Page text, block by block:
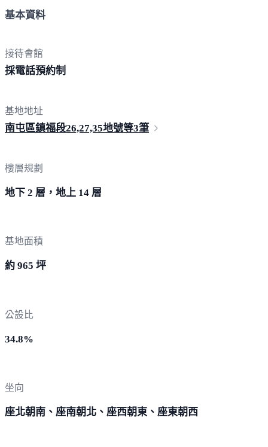
基本資料
接待會館
採電話預約制
基地地址
南屯區鎮福段26,27,35地號等3筆
樓層規劃
地下 2 層，地上 14 層
基地面積
約 965 坪
公設比
34.8%
坐向
座北朝南、座南朝北、座西朝東、座東朝西